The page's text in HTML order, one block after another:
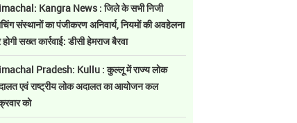
Kangra News : जिले के सभी निजी
संस्थानों का पंजीकरण अनिवार्य, नियमों की अवहेलना
सख्त कार्रवाई: डीसी हेमराज बैरवा
Pradesh: Kullu : कुल्लू में राज्य लोक
एवं राष्ट्रीय लोक अदालत का आयोजन कल
को